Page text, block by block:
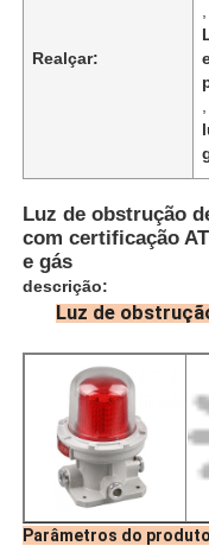
Realçar:
Luz de obstrução
com certificação
e gás
descrição:
Luz de
Parâmetros do produto